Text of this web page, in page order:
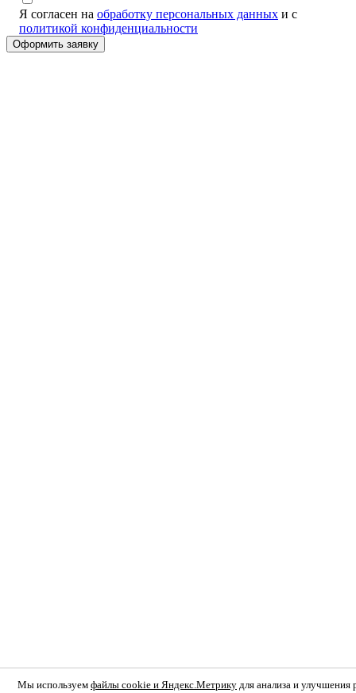
Я согласен на обработку персональных данных и с
политикой конфиденциальности
Мы используем файлы cookie и Яндекс.Метрику для анализа и улучшения